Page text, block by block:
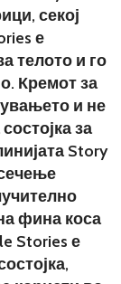
секој
е
телото и го
Кремот за
и не
за
Story
фина коса
Stories е